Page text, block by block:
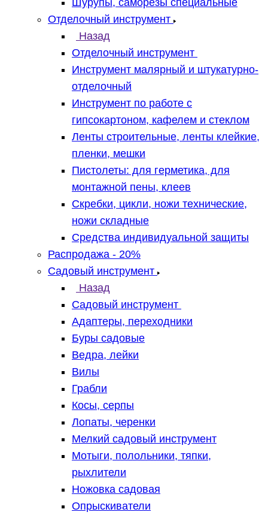
Шурупы, саморезы специальные
Отделочный инструмент
Назад
Отделочный инструмент
Инструмент малярный и штукатурно-
отделочный
Инструмент по работе с
гипсокартоном, кафелем и стеклом
Ленты строительные, ленты клейкие,
пленки, мешки
Пистолеты: для герметика, для
монтажной пены, клеев
Скребки, цикли, ножи технические,
ножи складные
Средства индивидуальной защиты
Распродажа - 20%
Садовый инструмент
Назад
Садовый инструмент
Адаптеры, переходники
Буры садовые
Ведра, лейки
Вилы
Грабли
Косы, серпы
Лопаты, черенки
Мелкий садовый инструмент
Мотыги, полольники, тяпки,
рыхлители
Ножовка садовая
Опрыскиватели